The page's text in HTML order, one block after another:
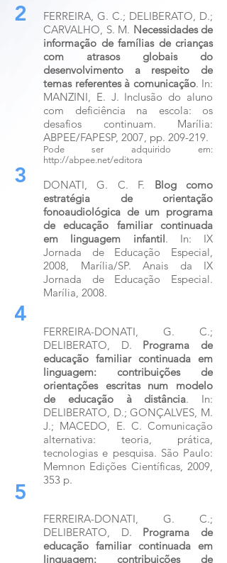
2
3
4
5
FERREIRA, G. C.; DELIBERATO, D.;
CARVALHO, S. M. Necessidades de
informação de famílias de crianças
com atrasos globais do
desenvolvimento a respeito de
temas referentes à comunicação. In:
MANZINI, E. J. Inclusão do aluno
com deficiência na escola: os
desafios continuam. Marília:
ABPEE/FAPESP, 2007, pp. 209-219.
Pode ser adquirido em:
http://abpee.net/editora
DONATI, G. C. F. Blog como
estratégia de orientação
fonoaudiológica de um programa
de educação familiar continuada
em linguagem infantil. In: IX
Jornada de Educação Especial,
2008, Marília/SP. Anais da IX
Jornada de Educação Especial.
Marília, 2008.
FERREIRA-DONATI, G. C.;
DELIBERATO, D. Programa de
educação familiar continuada em
linguagem: contribuições de
orientações escritas num modelo
de educação à distância. In:
DELIBERATO, D.; GONÇALVES, M.
J.; MACEDO, E. C. Comunicação
alternativa: teoria, prática,
tecnologias e pesquisa. São Paulo:
Memnon Edições Científicas, 2009,
353 p.
FERREIRA-DONATI, G. C.;
DELIBERATO, D. Programa de
educação familiar continuada em
linguagem: contribuições de